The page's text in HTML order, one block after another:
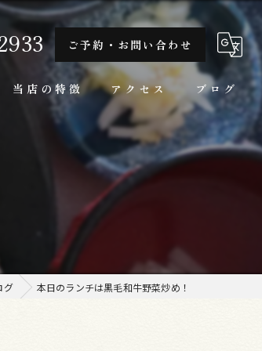
ご予約・お問い合わせ
当店の特徴
隠れ家
ランチ
家庭料理
アクセス ブログ
グ 本日のランチは黒毛和牛野菜炒め！